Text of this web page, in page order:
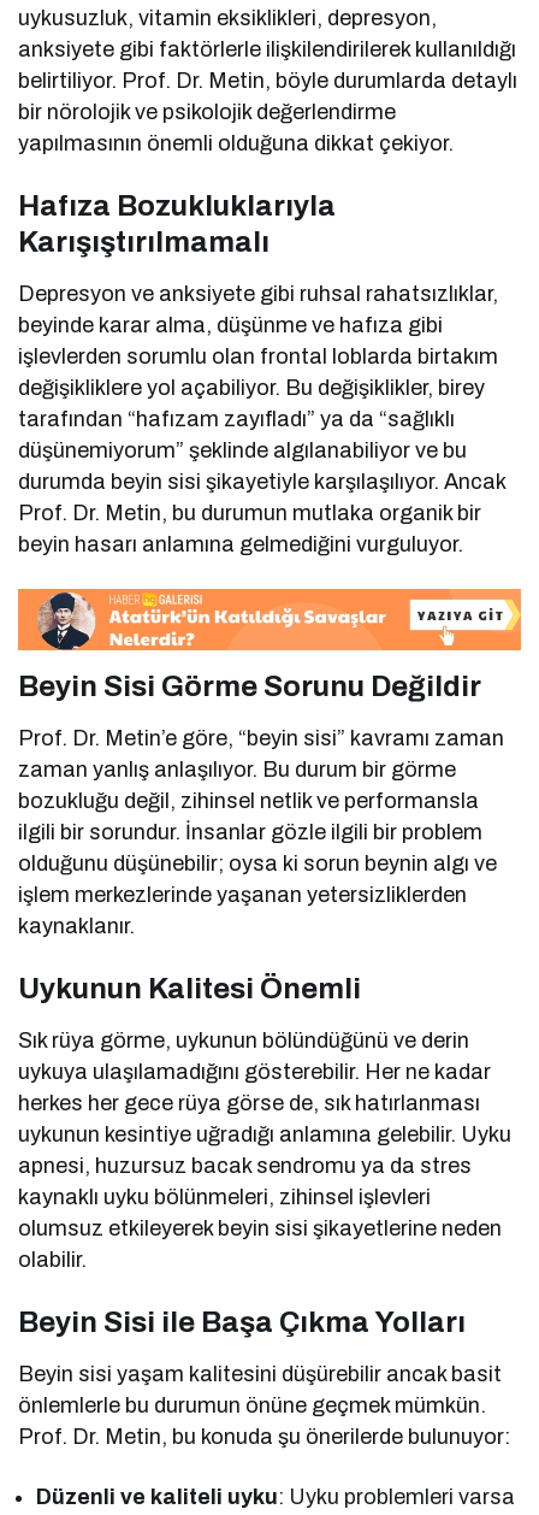
uykusuzluk, vitamin eksiklikleri, depresyon,
anksiyete gibi faktörlerle ilişkilendirilerek kullanıldığı
belirtiliyor. Prof. Dr. Metin, böyle durumlarda detaylı
bir nörolojik ve psikolojik değerlendirme
yapılmasının önemli olduğuna dikkat çekiyor.
Hafıza Bozukluklarıyla
Karışıştırılmamalı
Depresyon ve anksiyete gibi ruhsal rahatsızlıklar,
beyinde karar alma, düşünme ve hafıza gibi
işlevlerden sorumlu olan frontal loblarda birtakım
değişikliklere yol açabiliyor. Bu değişiklikler, birey
tarafından “hafızam zayıfladı” ya da “sağlıklı
düşünemiyorum” şeklinde algılanabiliyor ve bu
durumda beyin sisi şikayetiyle karşılaşılıyor. Ancak
Prof. Dr. Metin, bu durumun mutlaka organik bir
beyin hasarı anlamına gelmediğini vurguluyor.
Beyin Sisi Görme Sorunu Değildir
Prof. Dr. Metin’e göre, “beyin sisi” kavramı zaman
zaman yanlış anlaşılıyor. Bu durum bir görme
bozukluğu değil, zihinsel netlik ve performansla
ilgili bir sorundur. İnsanlar gözle ilgili bir problem
olduğunu düşünebilir; oysa ki sorun beynin algı ve
işlem merkezlerinde yaşanan yetersizliklerden
kaynaklanır.
Uykunun Kalitesi Önemli
Sık rüya görme, uykunun bölündüğünü ve derin
uykuya ulaşılamadığını gösterebilir. Her ne kadar
herkes her gece rüya görse de, sık hatırlanması
uykunun kesintiye uğradığı anlamına gelebilir. Uyku
apnesi, huzursuz bacak sendromu ya da stres
kaynaklı uyku bölünmeleri, zihinsel işlevleri
olumsuz etkileyerek beyin sisi şikayetlerine neden
olabilir.
Beyin Sisi ile Başa Çıkma Yolları
Beyin sisi yaşam kalitesini düşürebilir ancak basit
önlemlerle bu durumun önüne geçmek mümkün.
Prof. Dr. Metin, bu konuda şu önerilerde bulunuyor:
Düzenli ve kaliteli uyku: Uyku problemleri varsa